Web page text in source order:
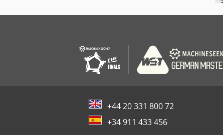
+44 20 331 800 72
+34 911 433 456